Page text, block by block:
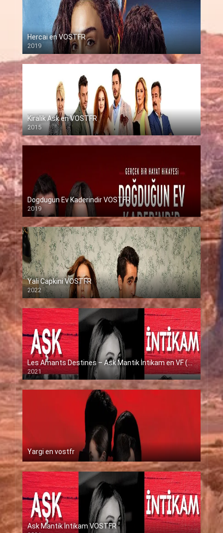
Hercai en VOSTFR
2019
Kiralik Ask en VOSTFR
2015
Dogdugun Ev Kaderindir VOSTFR
2019
Yali Capkini VOSTFR
2022
Les Amants Destines – Ask Mantik İntikam en VF (Voix Francaise)
2021
Yargi en vostfr
Ask Mantik İntikam VOSTFR